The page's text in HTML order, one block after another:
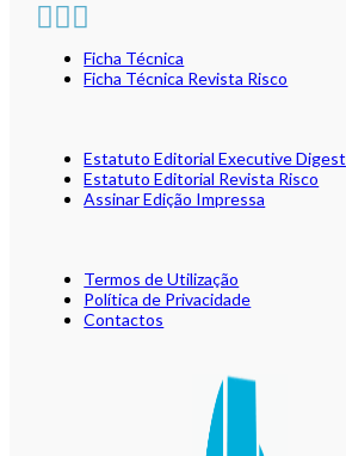
Ficha Técnica
Ficha Técnica Revista Risco
Estatuto Editorial Executive Digest
Estatuto Editorial Revista Risco
Assinar Edição Impressa
Termos de Utilização
Política de Privacidade
Contactos